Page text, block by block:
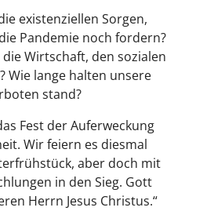
existenziellen Sorgen,
Pandemie noch fordern?
Wirtschaft, den sozialen
Wie lange halten unsere
stand?
Fest der Auferweckung
Wir feiern es diesmal
aber doch mit
in den Sieg. Gott
Herrn Jesus Christus.“